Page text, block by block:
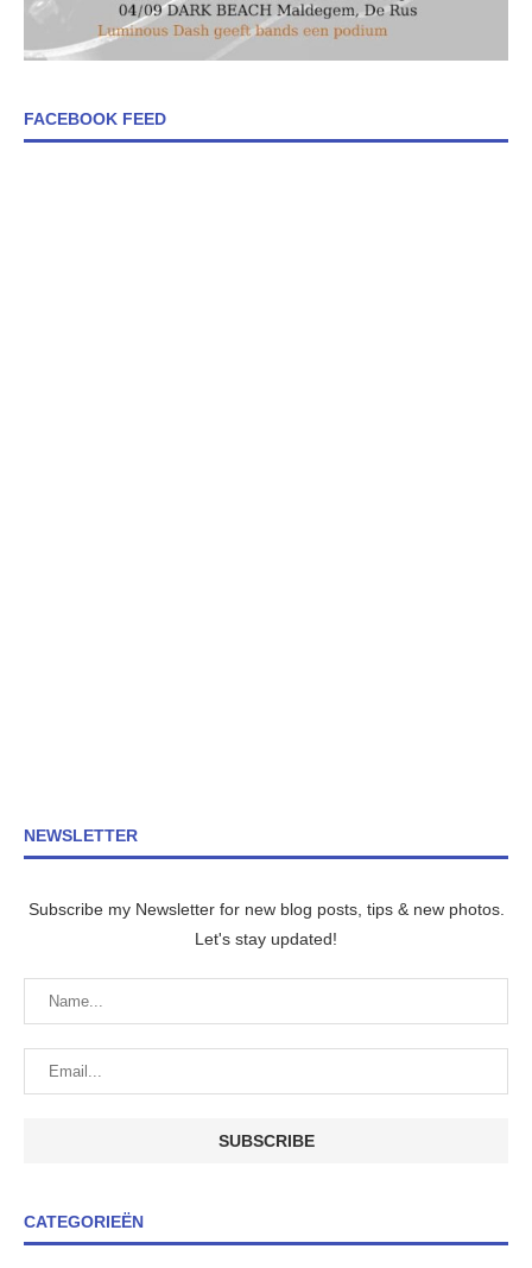
FACEBOOK FEED
NEWSLETTER
Subscribe my Newsletter for new blog posts, tips & new photos.
Let's stay updated!
CATEGORIEËN